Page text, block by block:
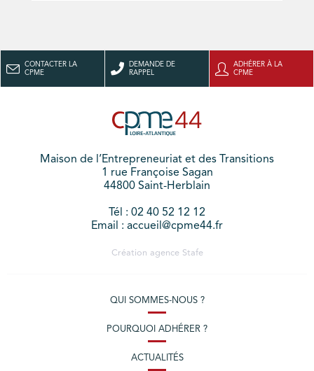
CONTACTER LA
CPME
DEMANDE DE
RAPPEL
ADHÉRER À LA
CPME
Maison de l’Entrepreneuriat et des Transitions
1 rue Françoise Sagan
44800 Saint-Herblain
Tél : 02 40 52 12 12
Email : accueil@cpme44.fr
Création agence Stafe
QUI SOMMES-NOUS ?
POURQUOI ADHÉRER ?
ACTUALITÉS